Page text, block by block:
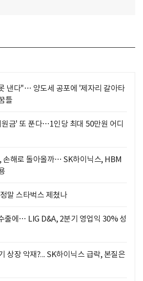
낸다"… 양도세 공포에 '제자리 갈아타
틀
금' 또 푼다…1인당 최대 50만원 어디
손해로 돌아올까… SK하이닉스, HBM
말 스타벅스 제쳤나
출에… LIG D&A, 2분기 영업익 30% 성
상장 악재?... SK하이닉스 급락, 본질은